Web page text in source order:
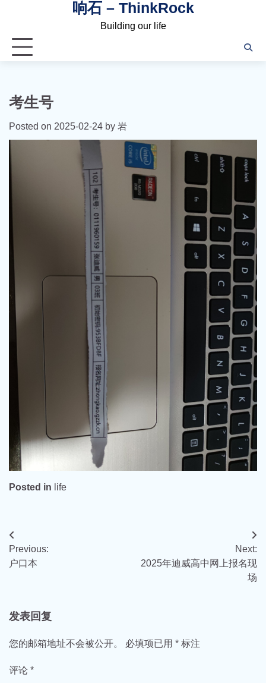
响石 – ThinkRock
Building our life
考生号
Posted on 2025-02-24 by 岩
Posted in life
文
章
Previous:
户口本
Next:
2025年迪威高中网上报名现
场
发表回复
您的邮箱地址不会被公开。 必填项已用 * 标注
评论 *